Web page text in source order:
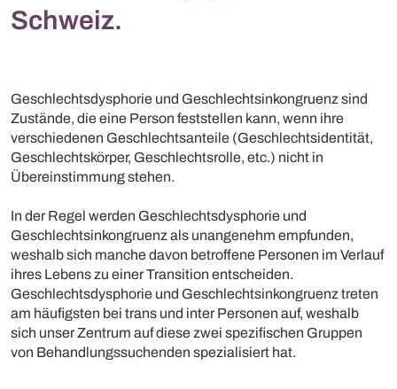
Schweiz.
Geschlechtsdysphorie und Geschlechtsinkongruenz sind
Zustände, die eine Person feststellen kann, wenn ihre
verschiedenen Geschlechtsanteile (Geschlechtsidentität,
Geschlechtskörper, Geschlechtsrolle, etc.) nicht in
Übereinstimmung stehen.
In der Regel werden Geschlechtsdysphorie und
Geschlechtsinkongruenz als unangenehm empfunden,
weshalb sich manche davon betroffene Personen im Verlauf
ihres Lebens zu einer Transition entscheiden.
Geschlechtsdysphorie und Geschlechtsinkongruenz treten
am häufigsten bei trans und inter Personen auf, weshalb
sich unser Zentrum auf diese zwei spezifischen Gruppen
von Behandlungssuchenden spezialisiert hat.